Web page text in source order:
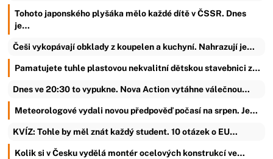
Tohoto japonského plyšáka mělo každé dítě v ČSSR. Dnes
je…
Češi vykopávají obklady z koupelen a kuchyní. Nahrazují je…
Pamatujete tuhle plastovou nekvalitní dětskou stavebnici z…
Dnes ve 20:30 to vypukne. Nova Action vytáhne válečnou…
Meteorologové vydali novou předpověď počasí na srpen. Je…
KVÍZ: Tohle by měl znát každý student. 10 otázek o EU…
Kolik si v Česku vydělá montér ocelových konstrukcí ve…